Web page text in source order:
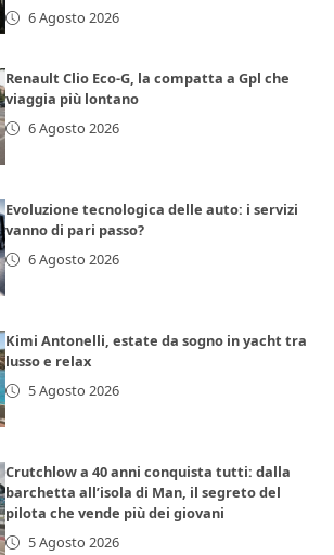
6 Agosto 2026
Renault Clio Eco-G, la compatta a Gpl che
viaggia più lontano
6 Agosto 2026
Evoluzione tecnologica delle auto: i servizi
vanno di pari passo?
6 Agosto 2026
Kimi Antonelli, estate da sogno in yacht tra
lusso e relax
5 Agosto 2026
Crutchlow a 40 anni conquista tutti: dalla
barchetta all’isola di Man, il segreto del
pilota che vende più dei giovani
5 Agosto 2026